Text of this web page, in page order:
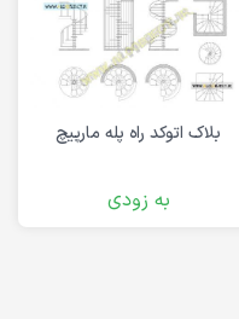
بلاک اتوکد راه پله مارپیچ
به زودی